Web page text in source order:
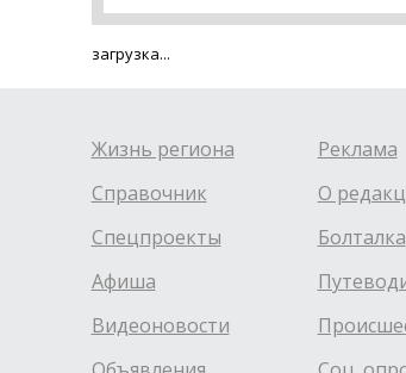
загрузка...
Жизнь региона
Справочник
Спецпроекты
Афиша
Видеоновости
Реклама
О
Болталка